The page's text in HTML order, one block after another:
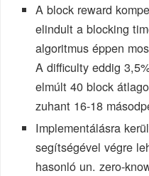
A block reward
elindult a blocking
algoritmus éppen
A difficulty eddig
elmúlt 40 block
zuhant 16-18
Implementálásra
segítségével végre
hasonló un. zero-